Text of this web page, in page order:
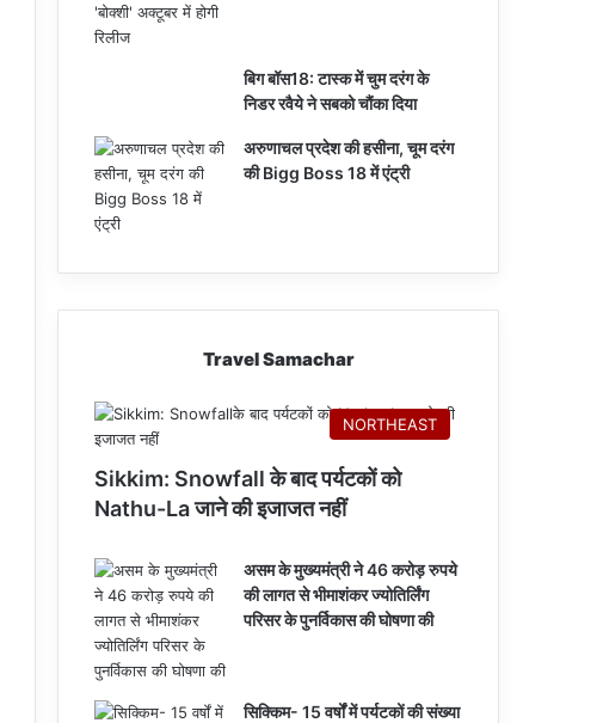
बिग बॉस18: टास्क में चुम दरंग के
निडर रवैये ने सबको चौंका दिया
अरुणाचल प्रदेश की हसीना, चूम दरंग
की Bigg Boss 18 में एंट्री
Travel Samachar
NORTHEAST
Sikkim: Snowfall के बाद पर्यटकों को
Nathu-La जाने की इजाजत नहीं
असम के मुख्यमंत्री ने 46 करोड़ रुपये
की लागत से भीमाशंकर ज्योतिर्लिंग
परिसर के पुनर्विकास की घोषणा की
सिक्किम- 15 वर्षों में पर्यटकों की संख्या